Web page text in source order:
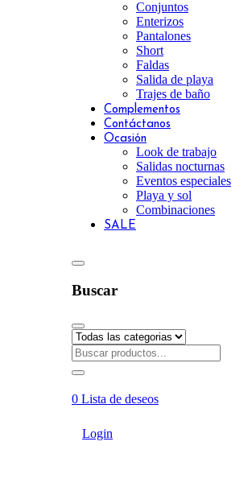
Conjuntos
Enterizos
Pantalones
Short
Faldas
Salida de playa
Trajes de baño
Complementos
Contáctanos
Ocasión
Look de trabajo
Salidas nocturnas
Eventos especiales
Playa y sol
Combinaciones
SALE
Buscar
0 Lista de deseos
Login